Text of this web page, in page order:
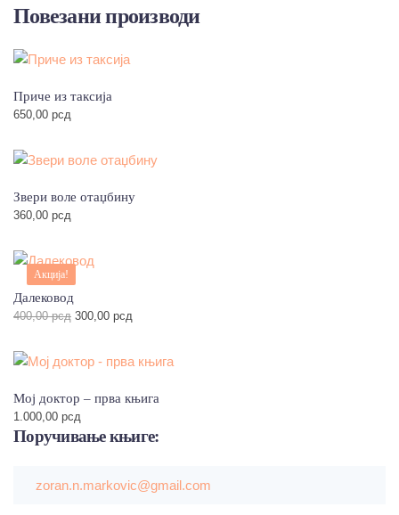
Повезани производи
Приче из таксија
650,00 рсд
Звери воле отаџбину
360,00 рсд
Акција!
Далековод
400,00рсд Оригинална
била:
300,00 рсд
300,00 рсд.
Мој доктор – прва књига
1.000,00 рсд
Поручивањекњиге:
zoran.n.markovic@gmail.com